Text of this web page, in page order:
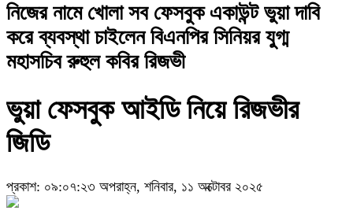
নিজের নামে খোলা সব ফেসবুক একাউন্ট ভুয়া দাবি
করে ব্যবস্থা চাইলেন বিএনপির সিনিয়র যুগ্ম
মহাসচিব রুহুল কবির রিজভী
ভুয়া ফেসবুক আইডি নিয়ে রিজভীর
জিডি
প্রকাশ: ০৯:০৭:২৩ অপরাহ্ন, শনিবার, ১১ অক্টোবর ২০২৫